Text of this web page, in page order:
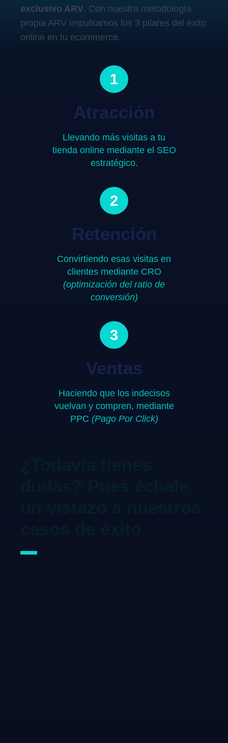
exclusivo ARV. Con nuestra metodología
propia ARV impulsamos los 3 pilares del éxito
online en tu ecommerce.
1
Atracción
Llevando más visitas a tu
tienda online mediante el SEO
estratégico.
2
Retención
Convirtiendo esas visitas en
clientes mediante CRO
(optimización del ratio de
conversión)
3
Ventas
Haciendo que los indecisos
vuelvan y compren, mediante
PPC (Pago Por Click)